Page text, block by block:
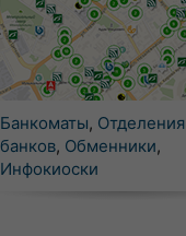
Банкоматы, Отделения
банков, Обменники,
Инфокиоски